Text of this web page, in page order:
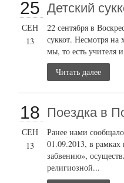
25
СЕН
13
Детский
22 сентября в
суккот. Несмотря
мы, то есть учителя
Читать далее
18
СЕН
13
Поездка в
Ранее нами
01.09.2013, в рамках
забвению»,
религиозной...